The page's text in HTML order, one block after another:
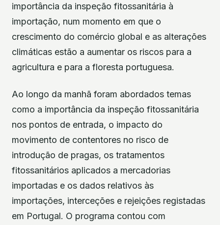
importância da inspeção fitossanitária à
importação, num momento em que o
crescimento do comércio global e as alterações
climáticas estão a aumentar os riscos para a
agricultura e para a floresta portuguesa.
Ao longo da manhã foram abordados temas
como a importância da inspeção fitossanitária
nos pontos de entrada, o impacto do
movimento de contentores no risco de
introdução de pragas, os tratamentos
fitossanitários aplicados a mercadorias
importadas e os dados relativos às
importações, interceções e rejeições registadas
em Portugal. O programa contou com